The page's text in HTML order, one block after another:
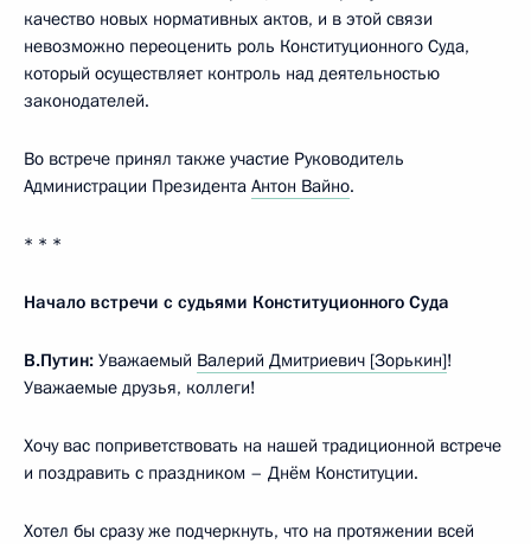
качество новых нормативных актов, и в этой связи
невозможно переоценить роль Конституционного Суда,
который осуществляет контроль над деятельностью
законодателей.
Во встрече принял также участие Руководитель
Администрации Президента Антон Вайно.
* * *
Начало встречи с судьями Конституционного Суда
В.Путин: Уважаемый Валерий Дмитриевич [Зорькин]!
Уважаемые друзья, коллеги!
Хочу вас поприветствовать на нашей традиционной встрече
и поздравить с праздником – Днём Конституции.
Хотел бы сразу же подчеркнуть, что на протяжении всей